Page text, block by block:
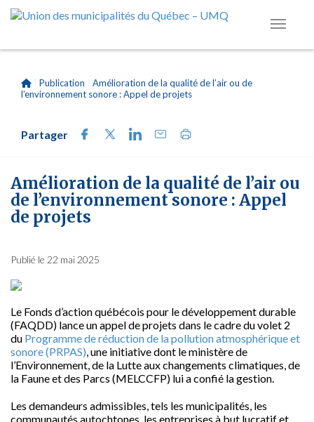
Publication
Amélioration de la qualité de l’air ou de
l’environnement sonore : Appel de projets
Partager
Amélioration de la qualité de l’air ou
de l’environnement sonore : Appel
de projets
Publié le 22 mai 2025
Le Fonds d’action québécois pour le développement durable
(FAQDD) lance un appel de projets dans le cadre du volet 2
du Programme de réduction de la pollution atmosphérique et
sonore (PRPAS), une initiative dont le ministère de
l’Environnement, de la Lutte aux changements climatiques, de
la Faune et des Parcs (MELCCFP) lui a confié la gestion.
Les demandeurs admissibles, tels les municipalités, les
communautés autochtones, les entreprises à but lucratif et